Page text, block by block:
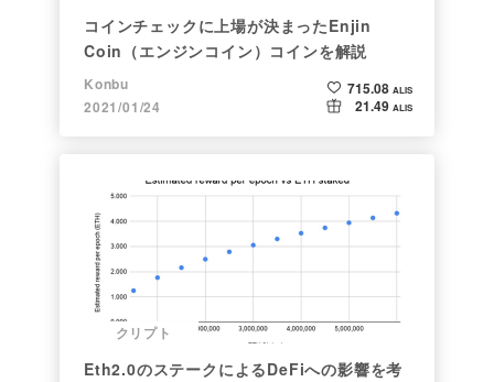
コインチェックに上場が決まったEnjin
Coin（エンジンコイン）コインを解説
Konbu
2021/01/24
715.08 ALIS
21.49 ALIS
クリプト
Eth2.0のステークによるDeFiへの影響を考